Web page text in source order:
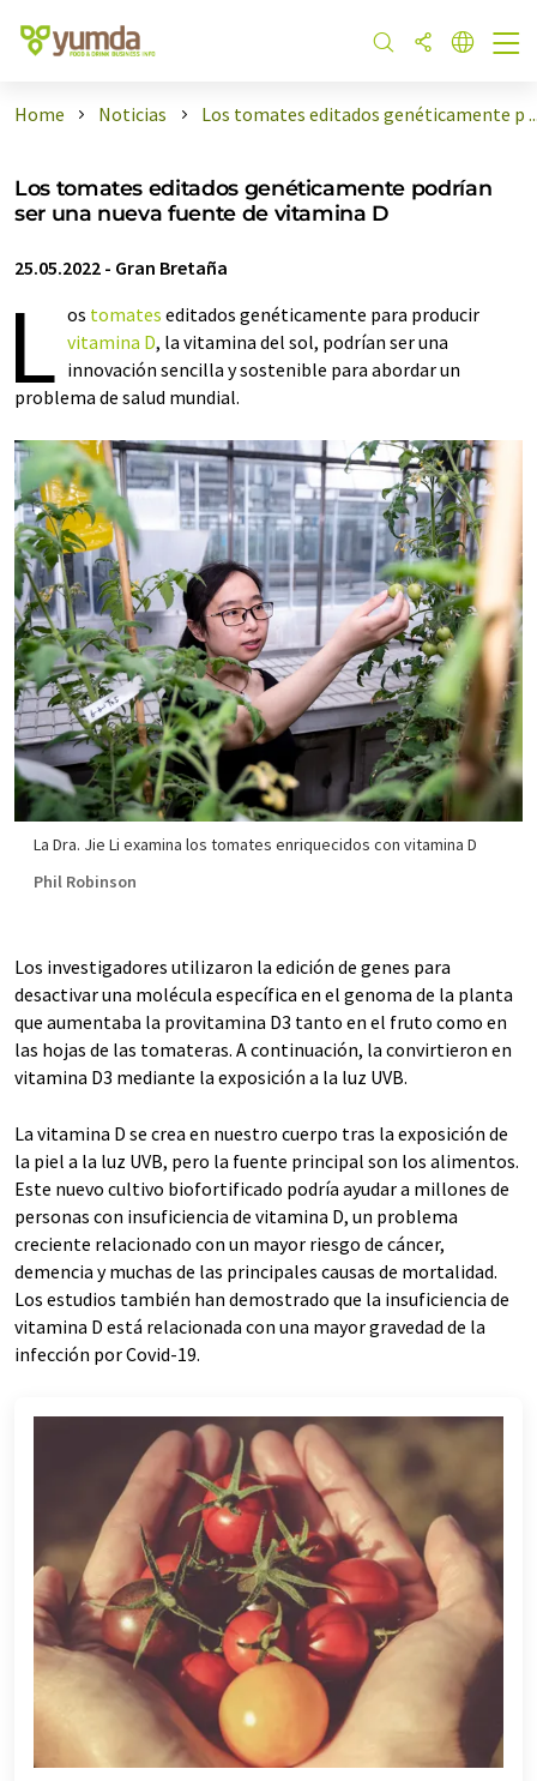
Home Noticias Los tomates editados genéticamente p
Los tomates editados genéticamente podrían
ser una nueva fuente de vitamina D
25.05.2022 - Gran Bretaña
L os tomates editados genéticamente para producir
vitamina D, la vitamina del sol, podrían ser una
innovación sencilla y sostenible para abordar un
problema de salud mundial.
La Dra. Jie Li examina los tomates enriquecidos con vitamina D
Phil Robinson
Los investigadores utilizaron la edición de genes para
desactivar una molécula específica en el genoma de la planta
que aumentaba la provitamina D3 tanto en el fruto como en
las hojas de las tomateras. A continuación, la convirtieron en
vitamina D3 mediante la exposición a la luz UVB.
La vitamina D se crea en nuestro cuerpo tras la exposición de
la piel a la luz UVB, pero la fuente principal son los alimentos.
Este nuevo cultivo biofortificado podría ayudar a millones de
personas con insuficiencia de vitamina D, un problema
creciente relacionado con un mayor riesgo de cáncer,
demencia y muchas de las principales causas de mortalidad.
Los estudios también han demostrado que la insuficiencia de
vitamina D está relacionada con una mayor gravedad de la
infección por Covid-19.